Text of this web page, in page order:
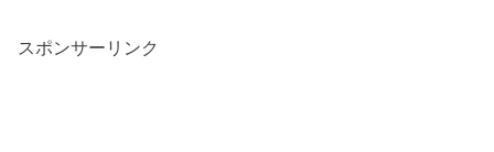
スポンサーリンク